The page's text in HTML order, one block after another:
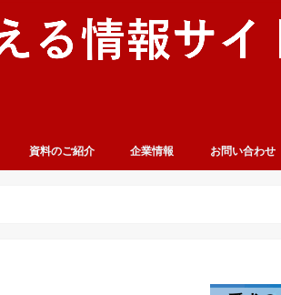
資料のご紹介 企業情報 お問い合わせ